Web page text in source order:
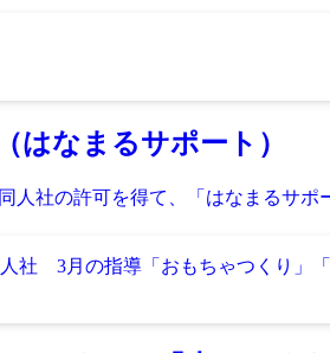
はなまるサポート）
人社の許可を得て、「はなまるサポ